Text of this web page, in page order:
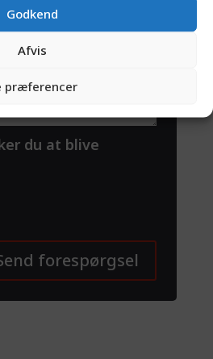
Godkend
Afvis
præferencer
du at blive
forespørgsel